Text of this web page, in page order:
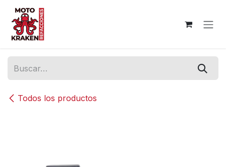
Ir al contenido
Todos los productos